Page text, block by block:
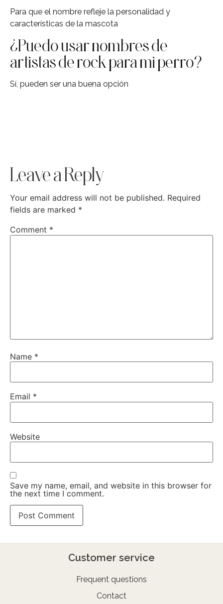
Para que el nombre refleje la personalidad y
características de la mascota
¿Puedo usar nombres de
artistas de rock para mi perro?
Sí, pueden ser una buena opción
Leave a Reply
Your email address will not be published. Required
fields are marked *
Comment *
Name *
Email *
Website
Save my name, email, and website in this browser for
the next time I comment.
Customer service
Frequent questions
Contact